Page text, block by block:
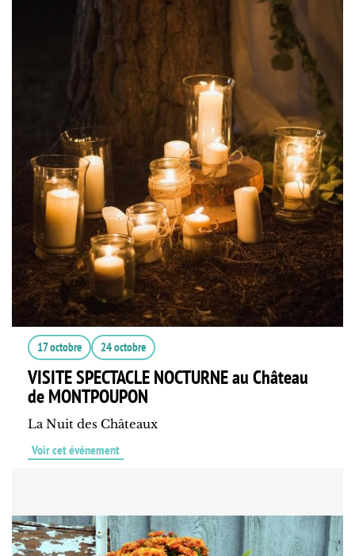
17 octobre 24 octobre
VISITE SPECTACLE NOCTURNE au Château
de MONTPOUPON
La Nuit des Châteaux
Voir cet événement